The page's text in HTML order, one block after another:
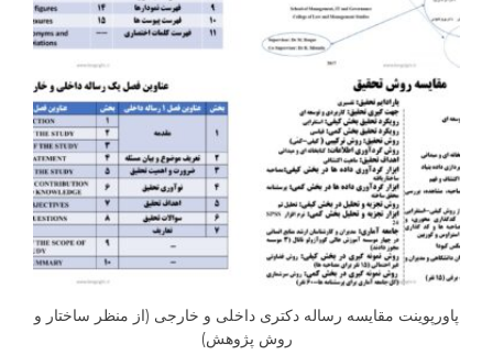
پاورپوینت مقایسه رساله دکتری داخلی و خارجی (از منظر ساختار و
روش پژوهش)